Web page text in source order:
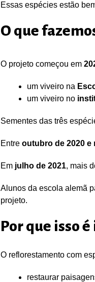
Essas espécies estão
O que
O projeto começou em
um viveiro na
um viveiro no
Sementes das três
Entre outubro de 2020 e
Em julho de 2021, mais
Alunos da escola alemã
projeto.
Por que isso
O reflorestamento com
restaurar